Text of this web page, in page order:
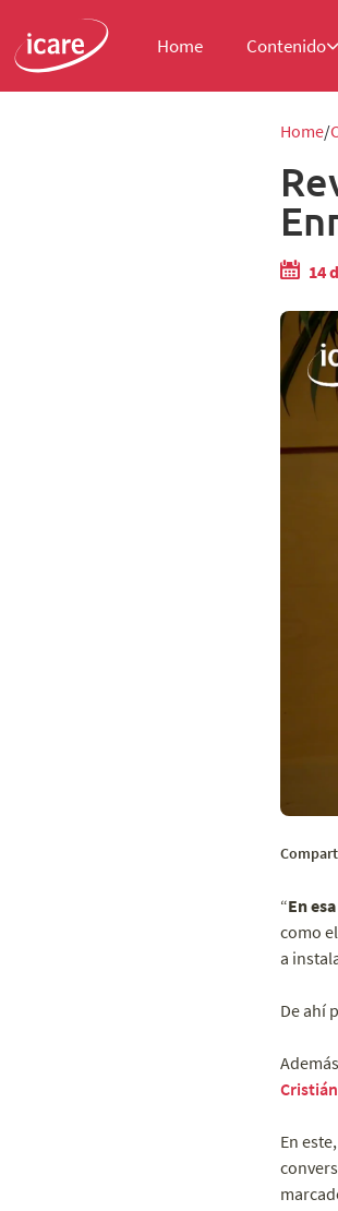
Home Contenido
Home
14
“En
como
a
De ahí
En